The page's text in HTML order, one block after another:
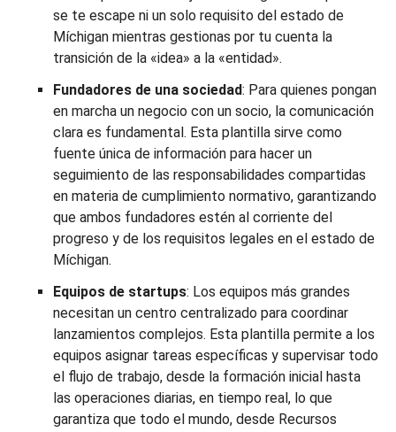
se te escape ni un solo requisito del estado de
Míchigan mientras gestionas por tu cuenta la
transición de la «idea» a la «entidad».
Fundadores de una sociedad: Para quienes pongan
en marcha un negocio con un socio, la comunicación
clara es fundamental. Esta plantilla sirve como
fuente única de información para hacer un
seguimiento de las responsabilidades compartidas
en materia de cumplimiento normativo, garantizando
que ambos fundadores estén al corriente del
progreso y de los requisitos legales en el estado de
Míchigan.
Equipos de startups: Los equipos más grandes
necesitan un centro centralizado para coordinar
lanzamientos complejos. Esta plantilla permite a los
equipos asignar tareas específicas y supervisar todo
el flujo de trabajo, desde la formación inicial hasta
las operaciones diarias, en tiempo real, lo que
garantiza que todo el mundo, desde Recursos